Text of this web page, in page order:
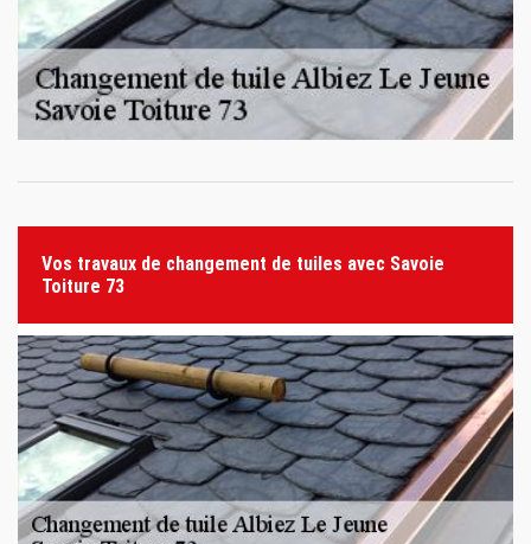
Vos travaux de changement de tuiles avec Savoie
Toiture 73